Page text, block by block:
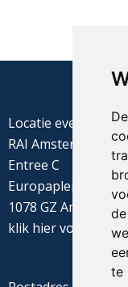
te
Locatie evenement
RAI Amsterdam
Entree C
Europaplein 22
1078 GZ Amsterdam
klik hiervoor de